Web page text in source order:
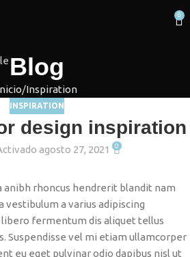
0
Blog
Inspiration
INSPIRATION
design inspiration
agosto 27, 2021 0
anibh rhoncus hendrerit blandit nam
vestibulum a varius adipiscing
fermentum dis aliquet tellus
Suspendisse vel mi etiam ullamcorper
eu eget pulvinar odio dapibus nisl ut